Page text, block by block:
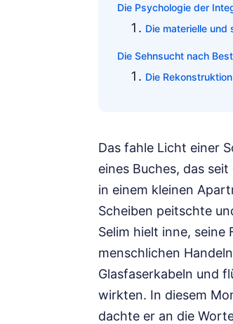
Die Psychologie der
Die materielle und
Die Sehnsucht nach
Die
Das fahle Licht einer
eines Buches, das
in einem kleinen
Scheiben peitschte
Selim hielt inne, seine
menschlichen
Glasfaserkabeln und
wirkten. In diesem
dachte er an die